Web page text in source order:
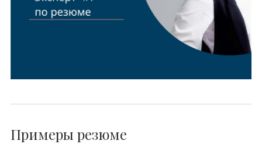
Примеры резюме